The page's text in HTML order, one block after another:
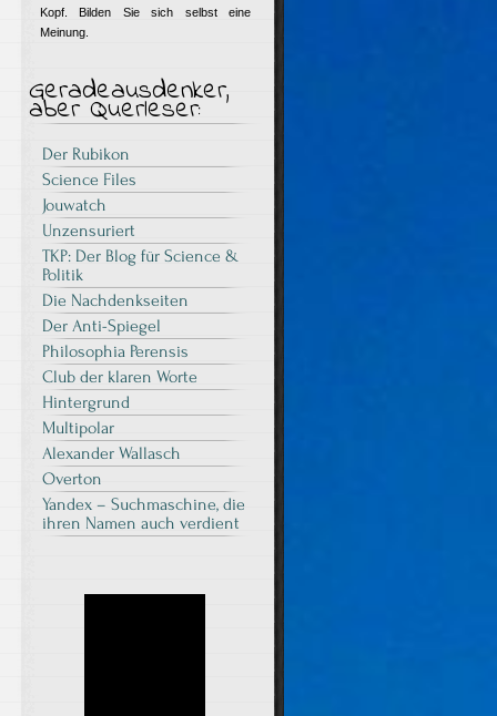
Kopf. Bilden Sie sich selbst eine
Meinung.
Geradeausdenker,
aber Querleser:
Der Rubikon
Science Files
Jouwatch
Unzensuriert
TKP: Der Blog für Science &
Politik
Die Nachdenkseiten
Der Anti-Spiegel
Philosophia Perensis
Club der klaren Worte
Hintergrund
Multipolar
Alexander Wallasch
Overton
Yandex – Suchmaschine, die
ihren Namen auch verdient